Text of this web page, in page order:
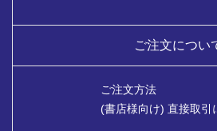
ご注文につい
ご注文方法
(書店様向け) 直接取引